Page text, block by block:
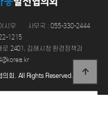
시우
사무국 : 055-330-2444
1215
로 2401, 김해시청 환경정책과
회. All Rights Reserved.